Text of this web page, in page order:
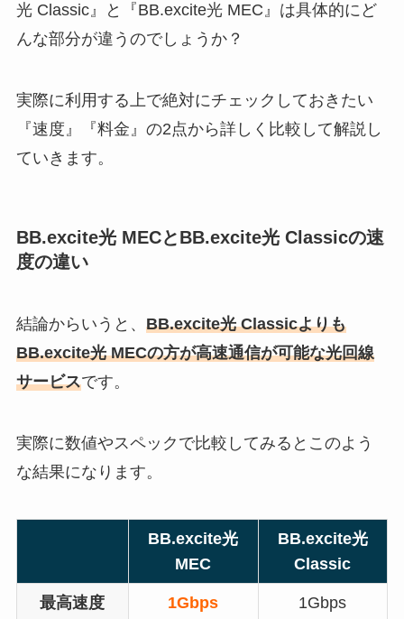
光 Classic』と『BB.excite光 MEC』は具体的にど
んな部分が違うのでしょうか？
実際に利用する上で絶対にチェックしておきたい
『速度』『料金』の2点から詳しく比較して解説し
ていきます。
BB.excite光 MECとBB.excite光 Classicの速
度の違い
結論からいうと、 BB.excite光 Classicよりも
BB.excite光 MECの方が高速通信が可能な光回線
サービスです。
実際に数値やスペックで比較してみるとこのよう
な結果になります。
BB.excite光
MEC
BB.excite光
Classic
最高速度 1Gbps 1Gbps